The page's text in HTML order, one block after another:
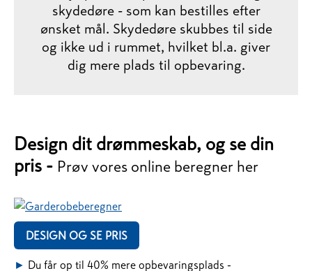
skydedøre - som kan bestilles efter
ønsket mål. Skydedøre skubbes til side
og ikke ud i rummet, hvilket bl.a. giver
dig mere plads til opbevaring.
Design dit drømmeskab, og se din
pris - Prøv vores online beregner her
DESIGN OG SE PRIS
► Du får op til 40% mere opbevaringsplads -